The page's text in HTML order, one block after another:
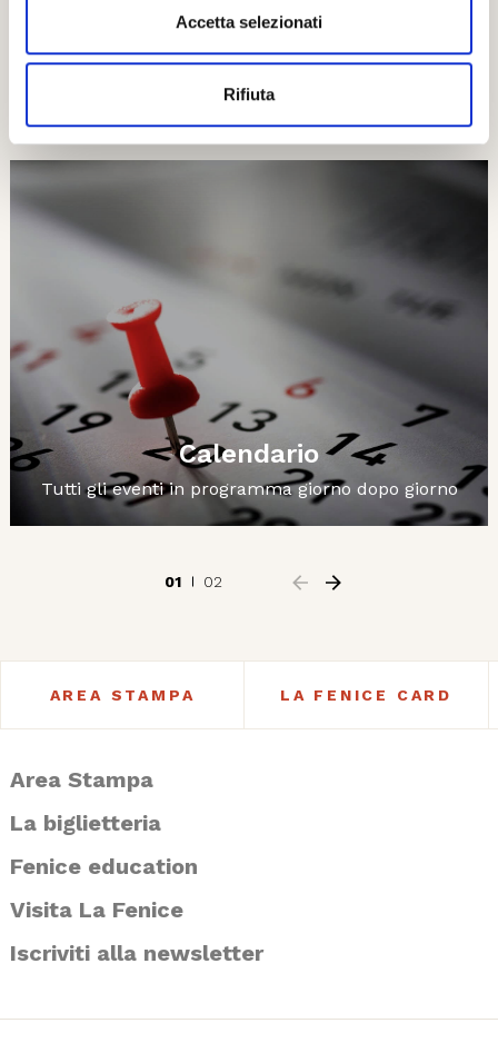
Accetta selezionati
Rifiuta
Esplora
Ti potrebbero interessare..
Calendario
Tutti gli eventi in programma giorno dopo giorno
01 02
AREA STAMPA LA FENICE CARD
Area Stampa
La biglietteria
Fenice education
Visita La Fenice
Iscriviti alla newsletter